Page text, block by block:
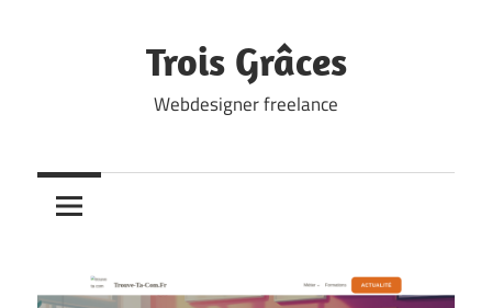
Trois Grâces
Webdesigner freelance